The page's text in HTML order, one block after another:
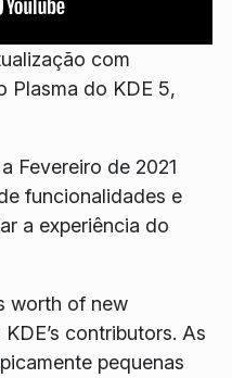
com
Plasma do KDE 5,
Fevereiro de 2021
funcionalidades e
a experiência do
worth of new
contributors. As
pequenas